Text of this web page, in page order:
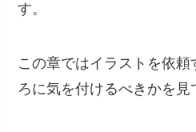
す。
この章ではイラストを依頼
ろに気を付けるべきかを見